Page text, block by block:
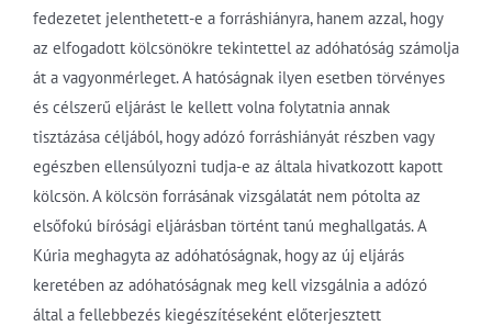
fedezetet jelenthetett-e a forráshiányra, hanem azzal, hogy
az elfogadott kölcsönökre tekintettel az adóhatóság számolja
át a vagyonmérleget. A hatóságnak ilyen esetben törvényes
és célszerű eljárást le kellett volna folytatnia annak
tisztázása céljából, hogy adózó forráshiányát részben vagy
egészben ellensúlyozni tudja-e az általa hivatkozott kapott
kölcsön. A kölcsön forrásának vizsgálatát nem pótolta az
elsőfokú bírósági eljárásban történt tanú meghallgatás. A
Kúria meghagyta az adóhatóságnak, hogy az új eljárás
keretében az adóhatóságnak meg kell vizsgálnia a adózó
által a fellebbezés kiegészítéseként előterjesztett